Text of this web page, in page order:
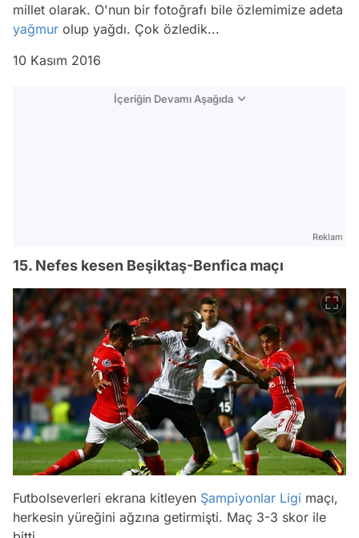
millet olarak. O'nun bir fotoğrafı bile özlemimize adeta
yağmur olup yağdı. Çok özledik...
10 Kasım 2016
İçeriğin Devamı Aşağıda
Reklam
15. Nefes kesen Beşiktaş-Benfica maçı
Futbolseverleri ekrana kitleyen Şampiyonlar Ligi maçı,
herkesin yüreğini ağzına getirmişti. Maç 3-3 skor ile